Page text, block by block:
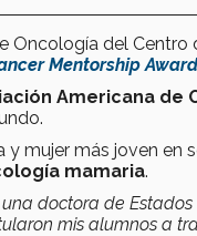
Oncología del
Mentorship
Americana de
y mujer más joven en
mamaria.
doctora de
mis alumnos a